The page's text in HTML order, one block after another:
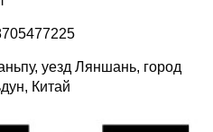
уезд Ляншань, город
Китай